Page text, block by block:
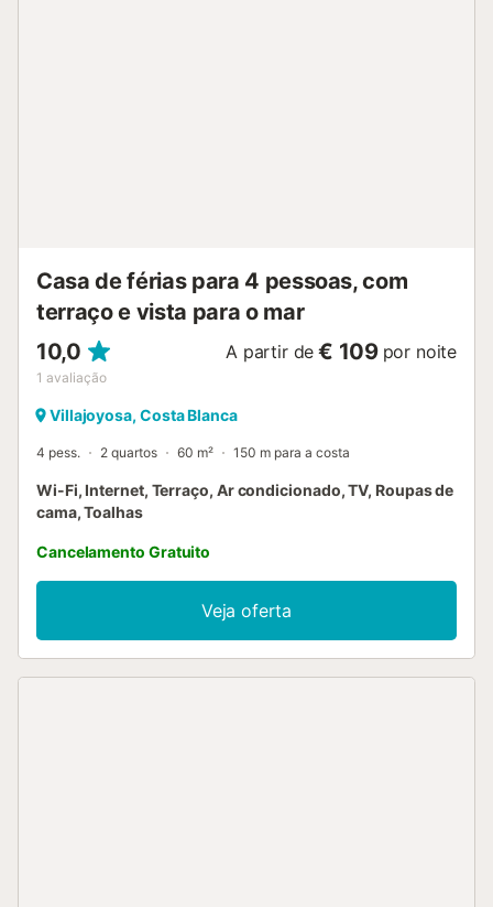
Casa de férias para 4 pessoas, com
terraço e vista para o mar
10,0
1 avaliação
A partir de € 109 por noite
Villajoyosa, Costa Blanca
4 pess. 2 quartos 60 m² 150 m para a costa
Wi-Fi, Internet, Terraço, Ar condicionado, TV, Roupas de
cama, Toalhas
Cancelamento Gratuito
Veja oferta